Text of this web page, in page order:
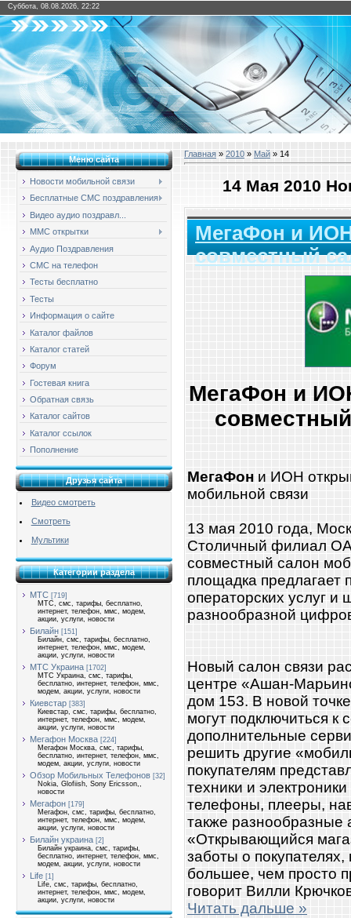
Суббота, 08.08.2026, 22:22
Меню сайта
Новости мобильной связи
Бесплатные СМС поздравления
Видео аудио поздравл...
ММС открытки
Аудио Поздравления
СМС на телефон
Тесты бесплатно
Тесты
Информация о сайте
Каталог файлов
Каталог статей
Форум
Гостевая книга
Обратная связь
Каталог сайтов
Каталог ссылок
Пополнение
Друзья сайта
Видео смотреть
Смотреть
Мультики
Категории раздела
МТС [719]
МТС, смс, тарифы, бесплатно,
интернет, телефон, ммс, модем,
акции, услуги, новости
Билайн [151]
Билайн, смс, тарифы, бесплатно,
интернет, телефон, ммс, модем,
акции, услуги, новости
МТС Украина [1702]
МТС Украина, смс, тарифы,
бесплатно, интернет, телефон, ммс,
модем, акции, услуги, новости
Киевстар [383]
Киевстар, смс, тарифы, бесплатно,
интернет, телефон, ммс, модем,
акции, услуги, новости
Мегафон Москва [224]
Мегафон Москва, смс, тарифы,
бесплатно, интернет, телефон, ммс,
модем, акции, услуги, новости
Обзор Мобильных Телефонов [32]
Nokia, Glofiish, Sony Ericsson,,
новости
Мегафон [179]
Мегафон, смс, тарифы, бесплатно,
интернет, телефон, ммс, модем,
акции, услуги, новости
Билайн украина [2]
Билайн украина, смс, тарифы,
бесплатно, интернет, телефон, ммс,
модем, акции, услуги, новости
Life [1]
Life, смс, тарифы, бесплатно,
интернет, телефон, ммс, модем,
акции, услуги, новости
Главная » 2010 » Май » 14
14 Мая 2010
МегаФон и
совместный
МегаФон и
МегаФон и ИОН
мобильной связи
13 мая 2010 года,
Столичный филиал
совместный салон
площадка предлагает
операторских услуг и
разнообразной
Новый салон связи
центре «Ашан-
дом 153. В новой
могут подключиться к
дополнительные
решить другие
покупателям
техники и
телефоны, плееры,
также разнообразные
«Открывающийся
заботы о
большее, чем просто
говорит Вилли
Читать дальше »